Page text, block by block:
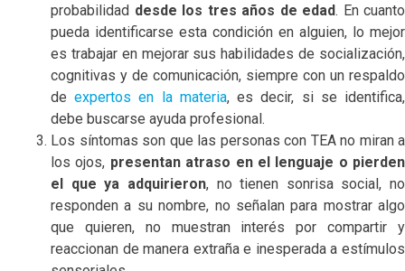
probabilidad desde los tres años de edad. En cuanto
pueda identificarse esta condición en alguien, lo mejor
es trabajar en mejorar sus habilidades de socialización,
cognitivas y de comunicación, siempre con un respaldo
deexpertos en la materia, es decir, si se identifica,
debe buscarse ayuda profesional.
Los síntomas son que las personas con TEA no miran a
los ojos, presentan atraso en el lenguaje o pierden
el que ya adquirieron, no tienen sonrisa social, no
responden a su nombre, no señalan para mostrar algo
que quieren, no muestran interés por compartir y
reaccionan de manera extraña e inesperada a estímulos